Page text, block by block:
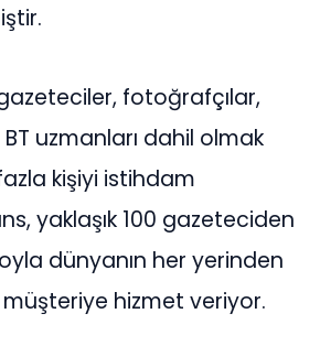
fotoğrafçılar,
uzmanları dahil olmak
kişiyi istihdam
yaklaşık 100 gazeteciden
dünyanın her yerinden
hizmet veriyor.